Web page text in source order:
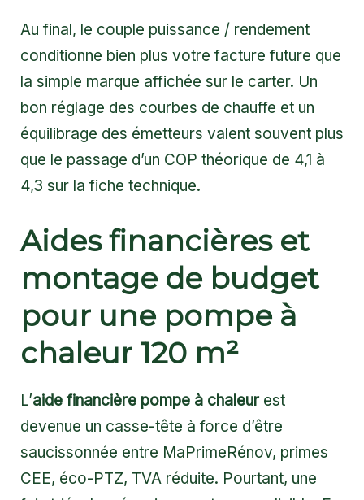
Au final, le couple puissance / rendement
conditionne bien plus votre facture future que
la simple marque affichée sur le carter. Un
bon réglage des courbes de chauffe et un
équilibrage des émetteurs valent souvent plus
que le passage d’un COP théorique de 4,1 à
4,3 sur la fiche technique.
Aides financières et
montage de budget
pour une pompe à
chaleur 120 m²
L’aide financière pompe à chaleurest
devenue un casse-tête à force d’être
saucissonnée entre MaPrimeRénov, primes
CEE, éco-PTZ, TVA réduite. Pourtant, une